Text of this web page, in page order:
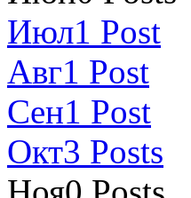
Июл1 Post
Авг1 Post
Сен1 Post
Окт3 Posts